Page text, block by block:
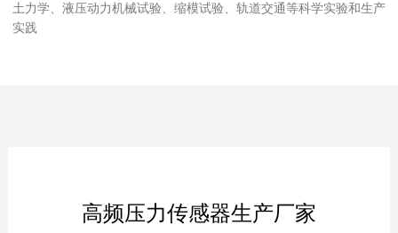
土力学、液压动力机械试验、缩模试验、轨道交通等科学实验和生产
实践
高频压力传感器生产厂家